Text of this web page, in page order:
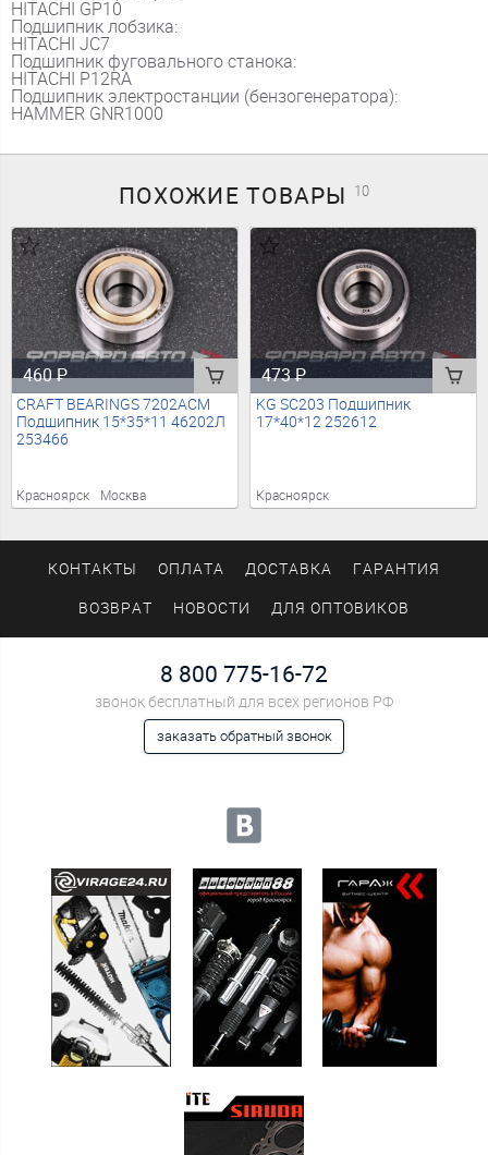
HITACHI GP10
Подшипник лобзика:
HITACHI JC7
Подшипник фуговального станока:
HITACHI P12RA
Подшипник электростанции (бензогенератора):
HAMMER GNR1000
ПОХОЖИЕТОВАРЫ 10
460₽
CRAFT BEARINGS 7202ACM
Подшипник 15*35*11 46202Л
253466
Красноярск Москва
473₽
KG SC203 Подшипник
17*40*12 252612
Красноярск
КОНТАКТЫ ОПЛАТА ДОСТАВКА ГАРАНТИЯ
ВОЗВРАТ НОВОСТИ ДЛЯ ОПТОВИКОВ
8 800 775-16-72
звонок бесплатный для всех регионов РФ
заказать обратный звонок